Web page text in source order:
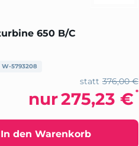
650 B/C
W-5793208
376,00 €
statt
nur275,23 € *
In den Warenkorb